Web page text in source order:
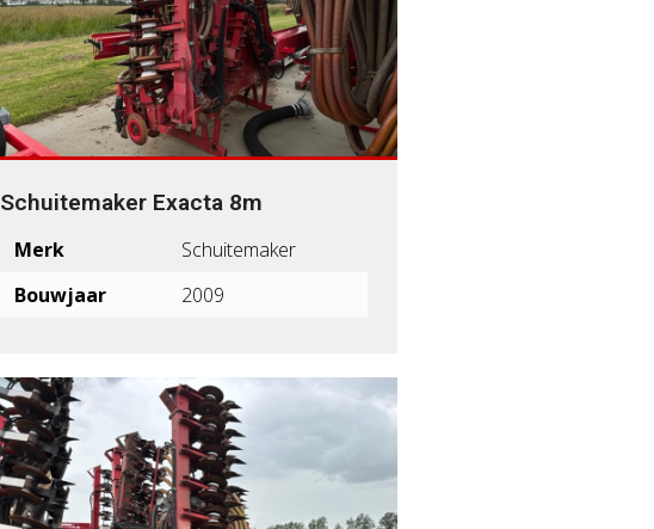
Schuitemaker Exacta 8m
Merk
Schuitemaker
Bouwjaar
2009